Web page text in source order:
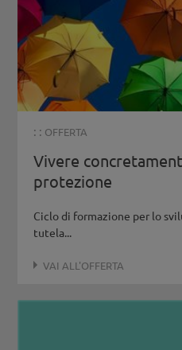
: : OFFERTA
Vivere
protezione
Ciclo di formazione per lo
tutela...
VAI ALL'OFFERTA